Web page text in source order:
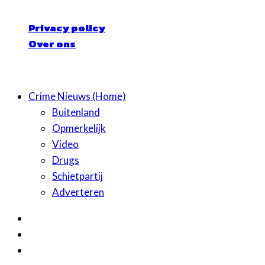
Privacy policy
Over ons
Crime Nieuws (Home)
Buitenland
Opmerkelijk
Video
Drugs
Schietpartij
Adverteren